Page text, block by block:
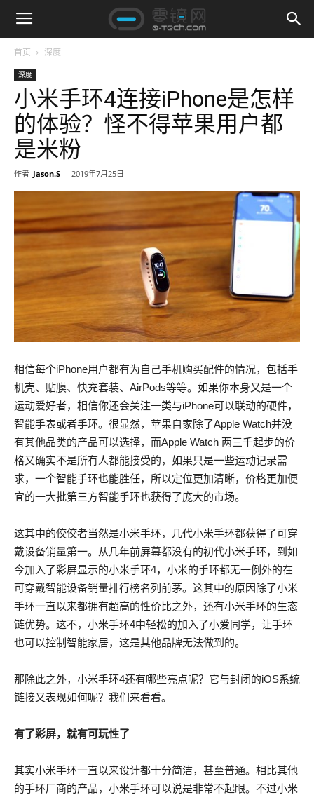
首页 深度
深度
小米手环4连接iPhone是怎样
的体验？怪不得苹果用户都
是米粉
作者 Jason.S - 2019年7月25日
相信每个iPhone用户都有为自己手机购买配件的情况，包括手
机壳、贴膜、快充套装、AirPods等等。如果你本身又是一个
运动爱好者，相信你还会关注一类与iPhone可以联动的硬件，
智能手表或者手环。很显然，苹果自家除了Apple Watch并没
有其他品类的产品可以选择，而Apple Watch 两三千起步的价
格又确实不是所有人都能接受的，如果只是一些运动记录需
求，一个智能手环也能胜任，所以定位更加清晰，价格更加便
宜的一大批第三方智能手环也获得了庞大的市场。
这其中的佼佼者当然是小米手环，几代小米手环都获得了可穿
戴设备销量第一。从几年前屏幕都没有的初代小米手环，到如
今加入了彩屏显示的小米手环4，小米的手环都无一例外的在
可穿戴智能设备销量排行榜名列前茅。这其中的原因除了小米
手环一直以来都拥有超高的性价比之外，还有小米手环的生态
链优势。这不，小米手环4中轻松的加入了小爱同学，让手环
也可以控制智能家居，这是其他品牌无法做到的。
那除此之外，小米手环4还有哪些亮点呢？它与封闭的iOS系统
链接又表现如何呢？我们来看看。
有了彩屏，就有可玩性了
其实小米手环一直以来设计都十分简洁，甚至普通。相比其他
的手环厂商的产品，小米手环可以说是非常不起眼。不过小米